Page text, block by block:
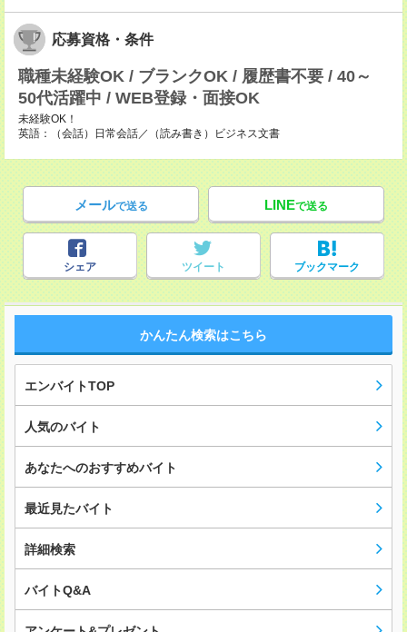
応募資格・条件
職種未経験OK / ブランクOK / 履歴書不要 / 40～
50代活躍中 / WEB登録・面接OK
未経験OK！
英語：（会話）日常会話／（読み書き）ビジネス文書
メールで送る LINEで送る
シェア ツイート ブックマーク
かんたん検索はこちら
エンバイトTOP
人気のバイト
あなたへのおすすめバイト
最近見たバイト
詳細検索
バイトQ&A